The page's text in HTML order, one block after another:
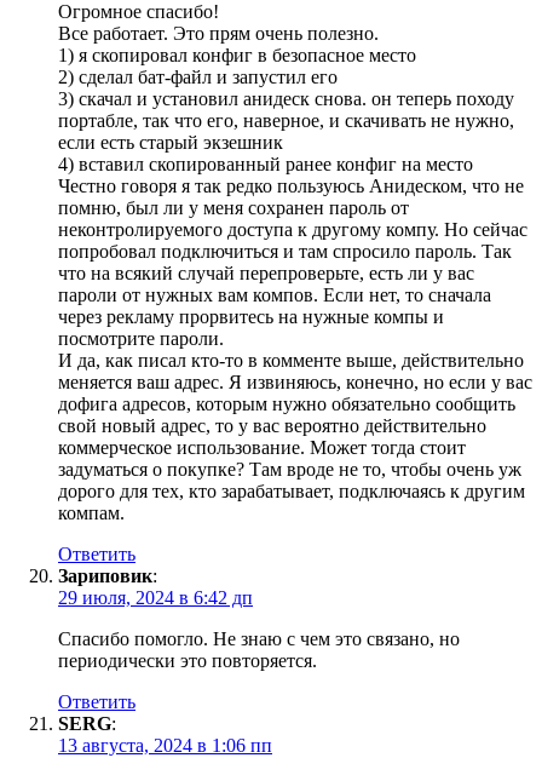
Огромное спасибо!
Все работает. Это прям очень полезно.
1) я скопировал конфиг в безопасное место
2) сделал бат-файл и запустил его
3) скачал и установил анидеск снова. он теперь походу
портабле, так что его, наверное, и скачивать не нужно,
если есть старый экзешник
4) вставил скопированный ранее конфиг на место
Честно говоря я так редко пользуюсь Анидеском, что не
помню, был ли у меня сохранен пароль от
неконтролируемого доступа к другому компу. Но сейчас
попробовал подключиться и там спросило пароль. Так
что на всякий случай перепроверьте, есть ли у вас
пароли от нужных вам компов. Если нет, то сначала
через рекламу прорвитесь на нужные компы и
посмотрите пароли.
И да, как писал кто-то в комменте выше, действительно
меняется ваш адрес. Я извиняюсь, конечно, но если у вас
дофига адресов, которым нужно обязательно сообщить
свой новый адрес, то у вас вероятно действительно
коммерческое использование. Может тогда стоит
задуматься о покупке? Там вроде не то, чтобы очень уж
дорого для тех, кто зарабатывает, подключаясь к другим
компам.
Ответить
Зариповик:
29 июля, 2024 в 6:42 дп
Спасибо помогло. Не знаю с чем это связано, но
периодически это повторяется.
Ответить
SERG:
13 августа, 2024 в 1:06 пп